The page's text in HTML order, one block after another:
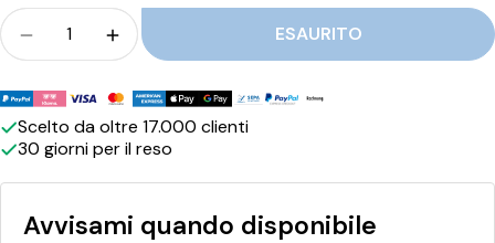
e
a
n
t
i
Folla
Quantità per BWT - Bestsave Protezione
Quantità per BWT - Bestsave
ESAURITO
Metodi
di
pagamento
Scelto da oltre 17.000 clienti
30 giorni per il reso
Avvisami quando disponibile